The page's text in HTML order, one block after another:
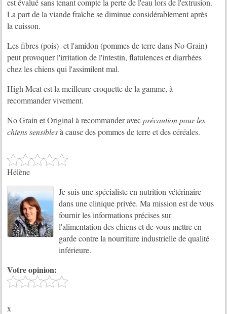
est évalué sans tenant compte la perte de l'eau lors de l'extrusion.
La part de la viande fraîche se diminue considérablement après
la cuisson.
Les fibres (pois) et l'amidon (pommes de terre dans No Grain)
peut provoquer l'irritation de l'intestin, flatulences et diarrhées
chez les chiens qui l'assimilent mal.
High Meat est la meilleure croquette de la gamme, à
recommander vivement.
No Grain et Original à recommander avecprécaution pour les
chiens sensiblesà cause des pommes de terre et des céréales.
Hélène
Je suis une spécialiste en nutrition vétérinaire
dans une clinique privée. Ma mission est de vous
fournir les informations précises sur
l'alimentation des chiens et de vous mettre en
garde contre la nourriture industrielle de qualité
inférieure.
Votre opinion:
x